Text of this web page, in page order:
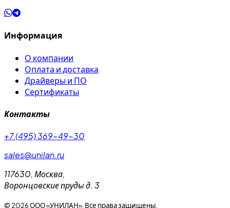
Информация
О компании
Оплата и доставка
Драйверы и ПО
Сертификаты
Контакты
+7 (495) 369-49-30
sales@unilan.ru
117630, Москва,
Воронцовские пруды д. 3
© 2026ООО «УНИЛАН». Все права защищены.